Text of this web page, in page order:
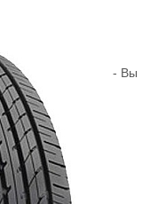
- Вы